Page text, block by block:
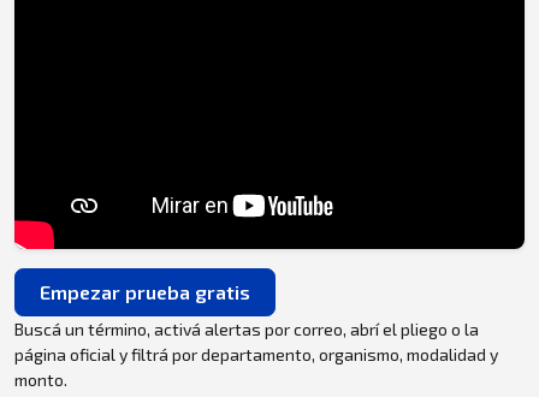
Empezar prueba gratis
Buscá un término, activá alertas por correo, abrí el pliego o la
página oficial y filtrá por departamento, organismo, modalidad y
monto.